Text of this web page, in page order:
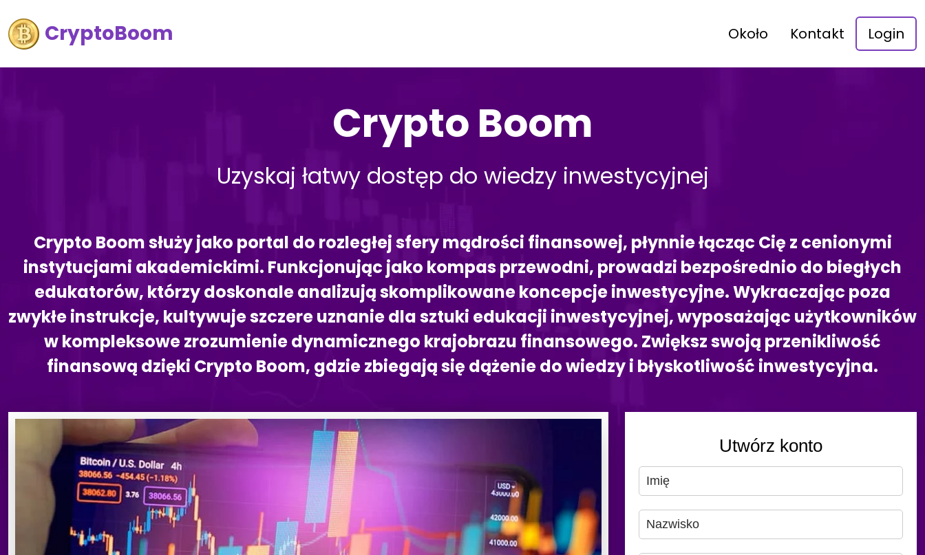
CryptoBoom Około Kontakt Login
Crypto Boom
Uzyskaj łatwy dostęp do wiedzy inwestycyjnej
Crypto Boom służy jako portal do rozległej sfery mądrości finansowej, płynnie łącząc Cię z cenionymi
instytucjami akademickimi. Funkcjonując jako kompas przewodni, prowadzi bezpośrednio do biegłych
edukatorów, którzy doskonale analizują skomplikowane koncepcje inwestycyjne. Wykraczając poza
zwykłe instrukcje, kultywuje szczere uznanie dla sztuki edukacji inwestycyjnej, wyposażając użytkowników
w kompleksowe zrozumienie dynamicznego krajobrazu finansowego. Zwiększ swoją przenikliwość
finansową dzięki Crypto Boom, gdzie zbiegają się dążenie do wiedzy i błyskotliwość inwestycyjna.